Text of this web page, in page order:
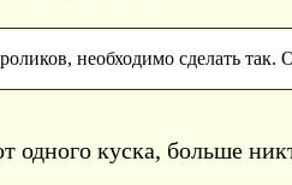
необходимо сделать так.
одного куска, больше